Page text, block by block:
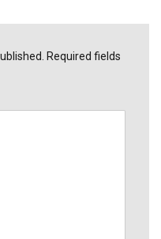
Required fields